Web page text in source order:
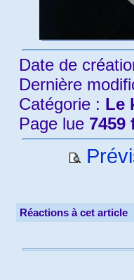
Date de
Dernière
Catégorie : Le
Page lue 7459
Réactions à cet article